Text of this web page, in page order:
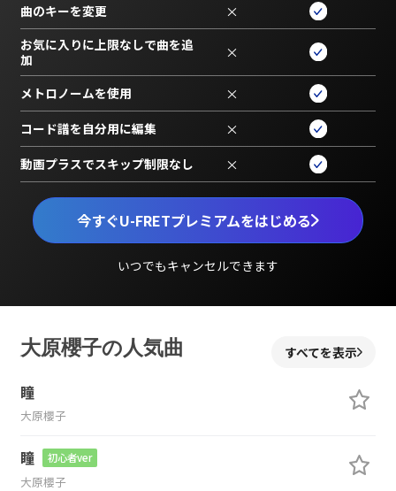
今すぐU-FRETプレミアムをはじめる
いつでもキャンセルできます
曲のキーを変更 ×
お気に入りに上限なしで曲を追
加
×
メトロノームを使用 ×
コード譜を自分用に編集 ×
動画プラスでスキップ制限なし ×
大原櫻子の人気曲 すべてを表示
瞳
大原櫻子
瞳 初心者ver
大原櫻子